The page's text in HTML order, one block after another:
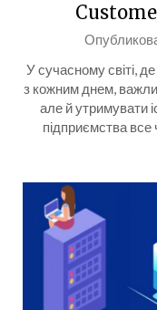
У сучасному світі,
з кожним днем,
але й утримувати
підприємства все